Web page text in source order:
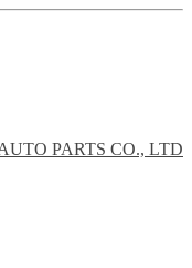
PARTS CO., LTD